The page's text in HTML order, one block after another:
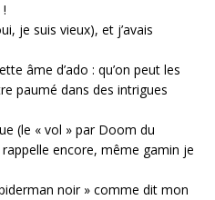
je suis vieux), et j’avais
âme d’ado : qu’on peut les
paumé dans des intrigues
(le « vol » par Doom du
encore, même gamin je
noir » comme dit mon